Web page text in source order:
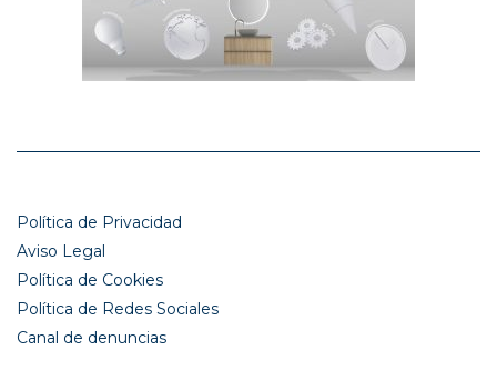
Política de Privacidad
Aviso Legal
Política de Cookies
Política de Redes Sociales
Canal de denuncias